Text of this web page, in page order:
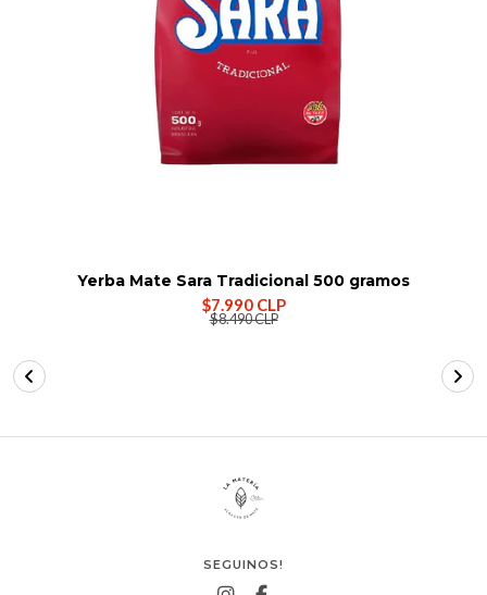
Yerba Mate Sara Tradicional 500 gramos
$7.990 CLP
$8.490 CLP
SEGUINOS!